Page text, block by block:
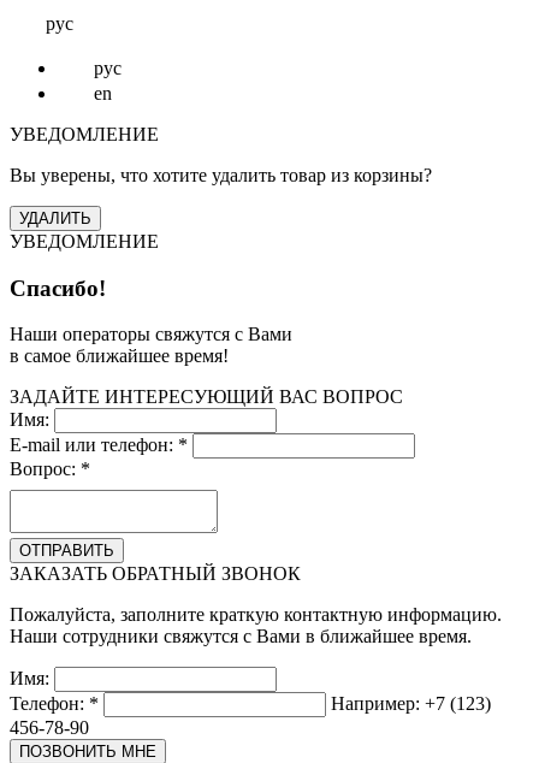
рус
рус
en
УВЕДОМЛЕНИЕ
Вы уверены, что хотите удалить товар из корзины?
УВЕДОМЛЕНИЕ
Спасибо!
Наши операторы свяжутся с Вами
в самое ближайшее время!
ЗАДАЙТЕ ИНТЕРЕСУЮЩИЙ ВАС ВОПРОС
Имя:
E-mail или телефон: *
Вопрос: *
ЗАКАЗАТЬ ОБРАТНЫЙ ЗВОНОК
Пожалуйста, заполните краткую контактную информацию.
Наши сотрудники свяжутся с Вами в ближайшее время.
Имя:
Телефон: *
Например: +7 (123)
456-78-90